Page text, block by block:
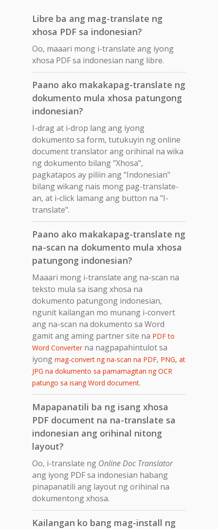
Libre ba ang mag-translate ng
xhosa PDF sa indonesian?
Oo, maaari mong i-translate ang iyong
xhosa PDF sa indonesian nang libre.
Paano ako makakapag-translate ng
dokumento mula xhosa patungong
indonesian?
I-drag at i-drop lang ang iyong
dokumento sa form, tutukuyin ng online
document translator ang orihinal na wika
ng dokumento bilang "Xhosa",
pagkatapos ay piliin ang "Indonesian"
bilang wikang nais mong pag-translate-
an, at i-click lamang ang button na "I-
translate".
Paano ako makakapag-translate ng
na-scan na dokumento mula xhosa
patungong indonesian?
Maaari mong i-translate ang na-scan na
teksto mula sa isang xhosa na
dokumento patungong indonesian,
ngunit kailangan mo munang i-convert
ang na-scan na dokumento sa Word
gamit ang aming partner site na PDF to
Word Converterna nagpapahintulot sa
iyong mag-convert ng na-scan na PDF, PNG, at
JPG na dokumento sa pamamagitan ng OCR
patungo sa isang Word document.
Mapapanatili ba ng isang xhosa
PDF document na na-translate sa
indonesian ang orihinal nitong
layout?
Oo, i-translate ng Online Doc Translator
ang iyong PDF sa indonesian habang
pinapanatili ang layout ng orihinal na
dokumentong xhosa.
Kailangan ko bang mag-install ng